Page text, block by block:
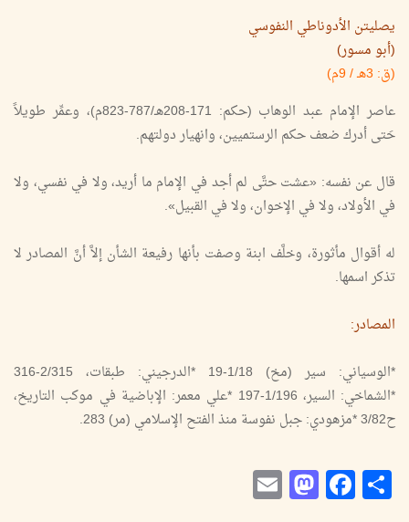
يصليتن الأدوناطي النفوسي
(أبو مسور)
(ق: 3هـ / 9م)
عاصر الإمام عبد الوهاب (حكم: 171-208هـ/787-823م)، وعمِّر طويلاً
حَتى أدرك ضعف حكم الرستميين، وانهيار دولتهم.
قال عن نفسه: «عشت حتَّى لم أجد في الإمام ما أريد، ولا في نفسي، ولا
في الأولاد، ولا في الإخوان، ولا في القبيل».
له أقوال مأثورة، وخلَّف ابنة وصفت بأنها رفيعة الشأن إلاَّ أنَّ المصادر لا
تذكر اسمها.
المصادر:
*الوسياني: سير (مخ) 1/18-19 *الدرجيني: طبقات، 2/315-316
*الشماخي: السير، 1/196-197 *علي معمر: الإباضية في موكب التاريخ،
ح3/82 *مزهودي: جبل نفوسة منذ الفتح الإسلامي (مر) 283.
Share
Facebook
Mastodon